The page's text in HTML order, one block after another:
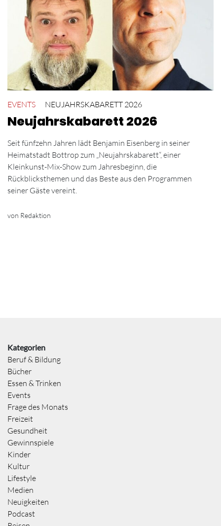
EVENTS NEUJAHRSKABARETT 2026
Neujahrskabarett 2026
Seit fünfzehn Jahren lädt Benjamin Eisenberg in seiner
Heimatstadt Bottrop zum „Neujahrskabarett“, einer
Kleinkunst-Mix-Show zum Jahresbeginn, die
Rückblicksthemen und das Beste aus den Programmen
seiner Gäste vereint.
von Redaktion
Kategorien
Beruf & Bildung
Bücher
Essen & Trinken
Events
Frage des Monats
Freizeit
Gesundheit
Gewinnspiele
Kinder
Kultur
Lifestyle
Medien
Neuigkeiten
Podcast